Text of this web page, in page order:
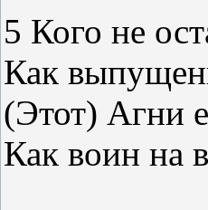
5 Кого не
Как
(Этот) Агни
Как воин на